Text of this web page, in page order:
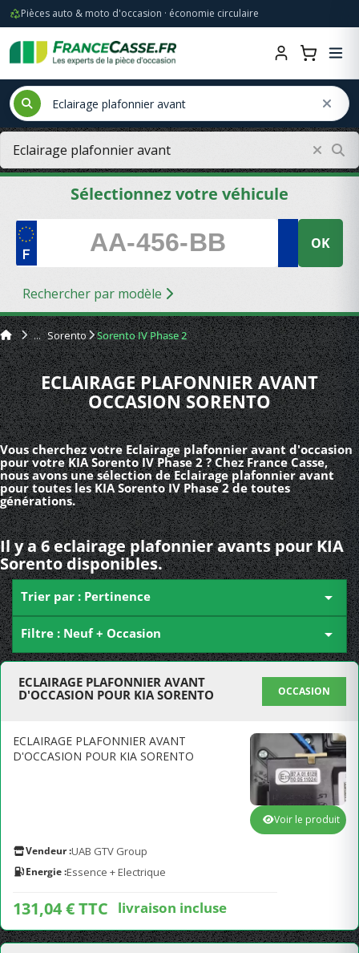
Pièces auto & moto d'occasion · économie circulaire
Sélectionnez votre véhicule
OK
Rechercher par modèle
Sorento Sorento IV Phase 2
ECLAIRAGE PLAFONNIER AVANT
OCCASION SORENTO
Vous cherchez votre Eclairage plafonnier avant d'occasion
pour votre KIA Sorento IV Phase 2 ? Chez France Casse,
nous avons une sélection de Eclairage plafonnier avant
pour toutes les KIA Sorento IV Phase 2 de toutes
générations.
Il y a 6 eclairage plafonnier avants pour KIA
Sorento disponibles.
Trier par : Pertinence 
Filtre : Neuf + Occasion 
ECLAIRAGE PLAFONNIER AVANT
D'OCCASION POUR KIA SORENTO
OCCASION
ECLAIRAGE PLAFONNIER AVANT
D'OCCASION POUR KIA SORENTO
Vendeur :UAB GTV Group
Energie :Essence + Electrique
131,04 € TTC livraison incluse
Voir le produit